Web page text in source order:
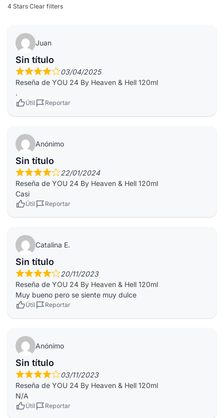
4 Stars Clear filters
Juan
Sin título
03/04/2025
Reseña de YOU 24 By Heaven & Hell 120ml
.
Útil Reportar
Anónimo
Sin título
22/01/2024
Reseña de YOU 24 By Heaven & Hell 120ml
Casi
Útil Reportar
Catalina E.
Sin título
20/11/2023
Reseña de YOU 24 By Heaven & Hell 120ml
Muy bueno pero se siente muy dulce
Útil Reportar
Anónimo
Sin título
03/11/2023
Reseña de YOU 24 By Heaven & Hell 120ml
N/A
Útil Reportar